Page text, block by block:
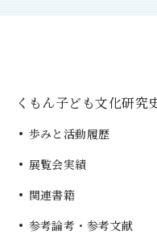
くもん子ども文化研究
歩みと活動履歴
展覧会実績
関連書籍
参考論考・参考文献